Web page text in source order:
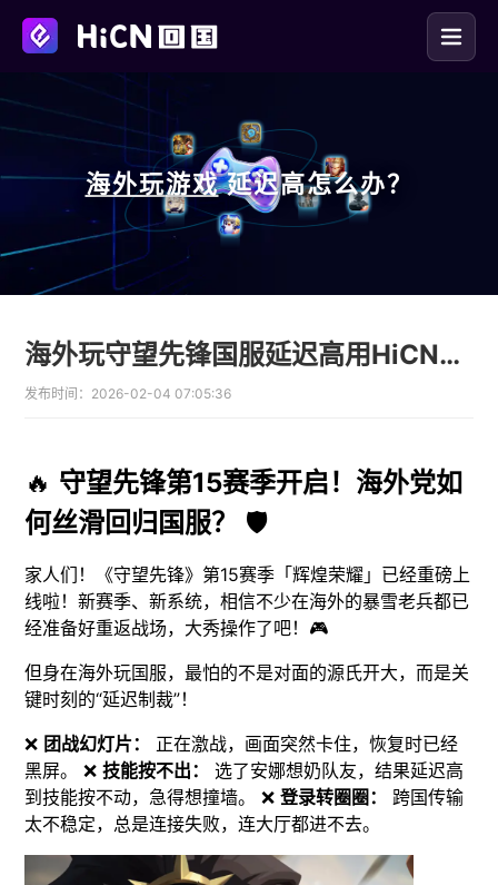
海外玩游戏 延迟高怎么办？
海外玩守望先锋国服延迟高用HiCN回国加速器低延迟攻略
发布时间： 2026-02-04 07:05:36
🔥 守望先锋第15赛季开启！海外党如
何丝滑回归国服？
🛡️
家人们！《守望先锋》第15赛季「辉煌荣耀」已经重磅上
线啦！新赛季、新系统，相信不少在海外的暴雪老兵都已
经准备好重返战场，大秀操作了吧！🎮
但身在海外玩国服，最怕的不是对面的源氏开大，而是关
键时刻的“延迟制裁”！
❌ 团战幻灯片：
正在激战，画面突然卡住，恢复时已经
黑屏。 ❌技能按不出：
选了安娜想奶队友，结果延迟高
到技能按不动，急得想撞墙。 ❌登录转圈圈：
跨国传输
太不稳定，总是连接失败，连大厅都进不去。